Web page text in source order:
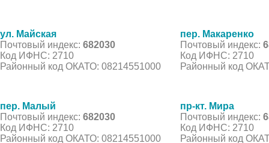
ул. Майская
Почтовый индекс: 682030
Код ИФНС: 2710
Районный код ОКАТО: 08214551000
пер. Макаренко
Почтовый индекс:
Код ИФНС: 2710
Районный код
пер. Малый
Почтовый индекс: 682030
Код ИФНС: 2710
Районный код ОКАТО: 08214551000
пр-кт. Мира
Почтовый индекс:
Код ИФНС: 2710
Районный код